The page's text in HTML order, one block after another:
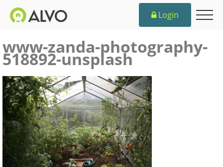
Login
www-zanda-photography-
518892-unsplash